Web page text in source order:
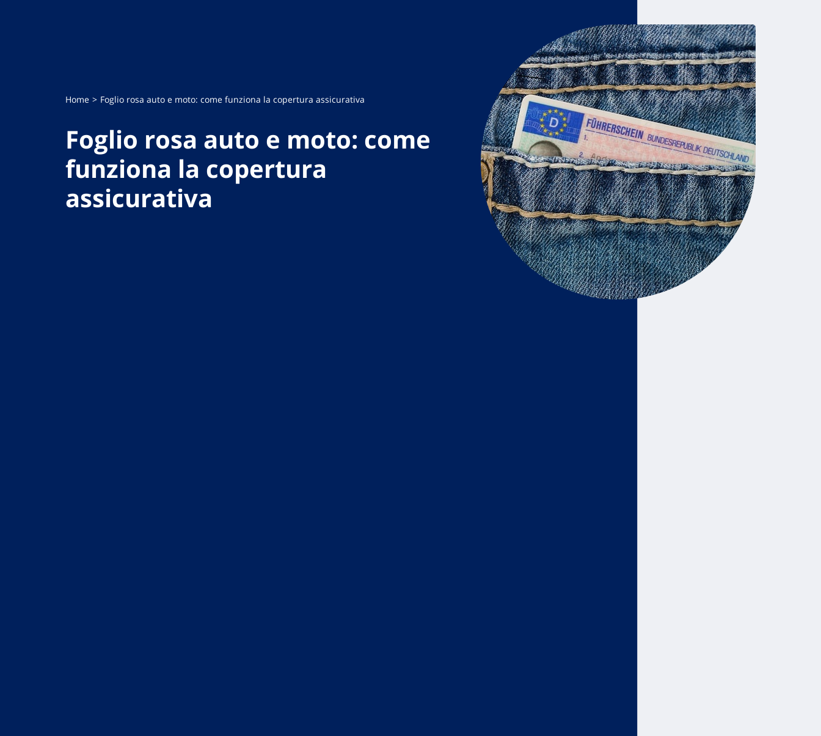
Home Foglio rosa auto e moto: come funziona la copertura assicurativa
Foglio rosa auto e moto: come
funziona la copertura
assicurativa